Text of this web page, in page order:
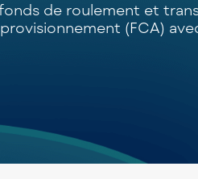
de roulement et
(FCA)